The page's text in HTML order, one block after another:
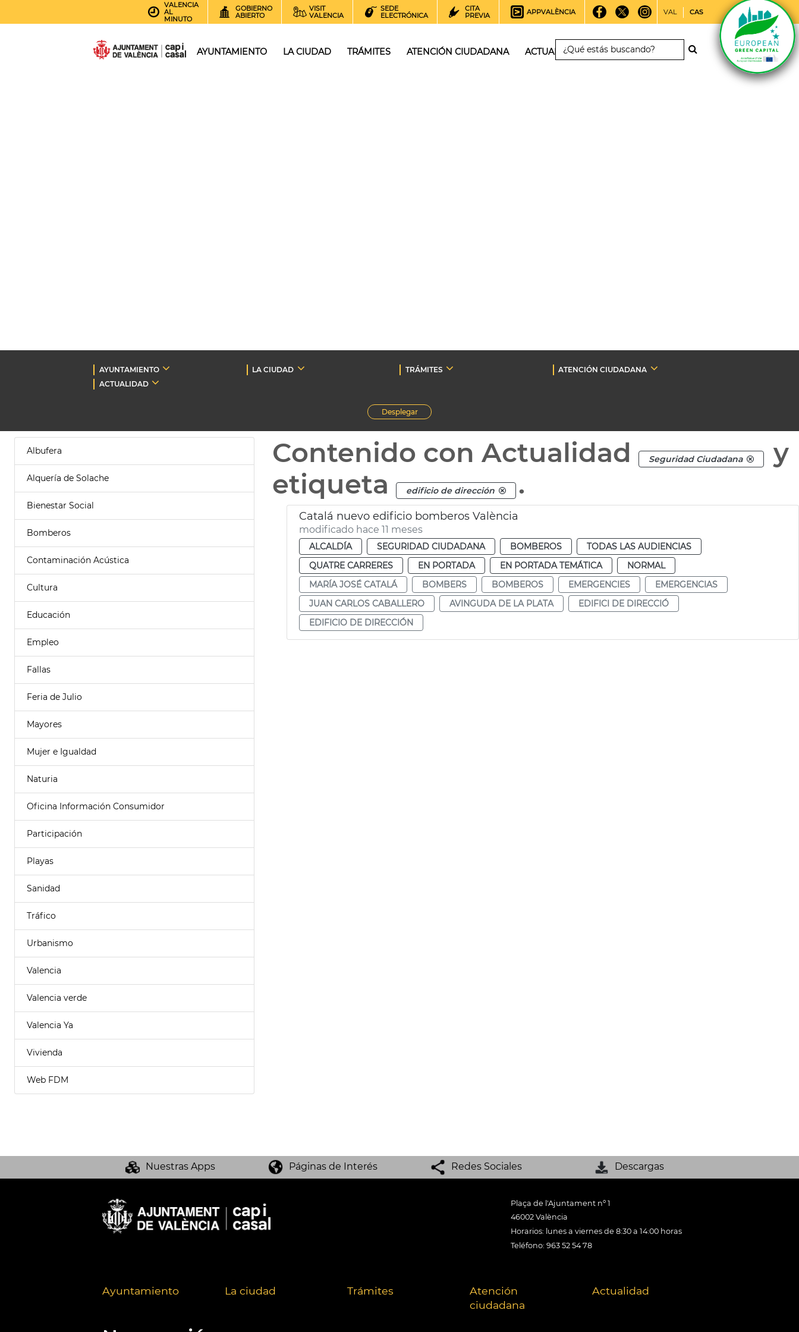
VALENCIA
AL
MINUTO
GOBIERNO
ABIERTO
VISIT
VALENCIA
SEDE
ELECTRÓNICA
CITA
PREVIA
APPVALÈNCIA VAL CAS
AYUNTAMIENTO LA CIUDAD TRÁMITES ATENCIÓN CIUDADANA ACTUALIDAD
AYUNTAMIENTO LA CIUDAD TRÁMITES
ATENCIÓN CIUDADANA
ACTUALIDAD
Desplegar
Albufera
Alquería de Solache
Bienestar Social
Bomberos
Contaminación Acústica
Cultura
Educación
Empleo
Fallas
Feria de Julio
Mayores
Mujer e Igualdad
Naturia
Oficina Información Consumidor
Participación
Playas
Sanidad
Tráfico
Urbanismo
Valencia
Valencia verde
Valencia Ya
Vivienda
Web FDM
Contenido con Actualidad Seguridad Ciudadana
y
etiqueta
edificio de dirección .
Catalá nuevo edificio bomberos València
modificado hace 11 meses
ALCALDÍA SEGURIDAD CIUDADANA BOMBEROS
TODAS LAS AUDIENCIAS
QUATRE CARRERES
EN PORTADA EN PORTADA TEMÁTICA
NORMAL
MARÍA JOSÉ CATALÁ
BOMBERS BOMBEROS EMERGENCIES
EMERGENCIAS
JUAN CARLOS CABALLERO
AVINGUDA DE LA PLATA
EDIFICI DE DIRECCIÓ
EDIFICIO DE DIRECCIÓN
Nuestras Apps Páginas de Interés Redes Sociales Descargas
Plaça de l'Ajuntament nº 1
46002 València
Horarios: lunes a viernes de 8:30 a 14:00 horas
Teléfono: 963 52 54 78
Ayuntamiento La ciudad Trámites
Atención
ciudadana
Actualidad